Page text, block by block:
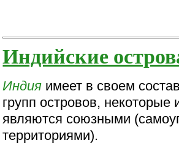
Индийские
Индия имеет в своем
групп островов, некоторые
являются союзными
территориями).